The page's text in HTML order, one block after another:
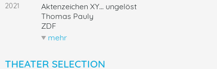
2021
Aktenzeichen XY... ungelöst
Thomas Pauly
ZDF
mehr
weniger
THEATER SELECTION